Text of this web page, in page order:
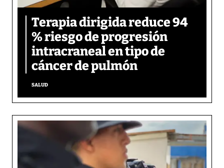
Terapia dirigida reduce 94
% riesgo de progresión
intracraneal en tipo de
cáncer de pulmón
SALUD